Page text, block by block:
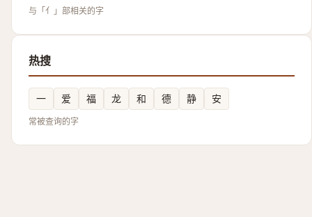
与「亻」部相关的字
热搜
一 爱 福 龙 和 德 静 安
常被查询的字